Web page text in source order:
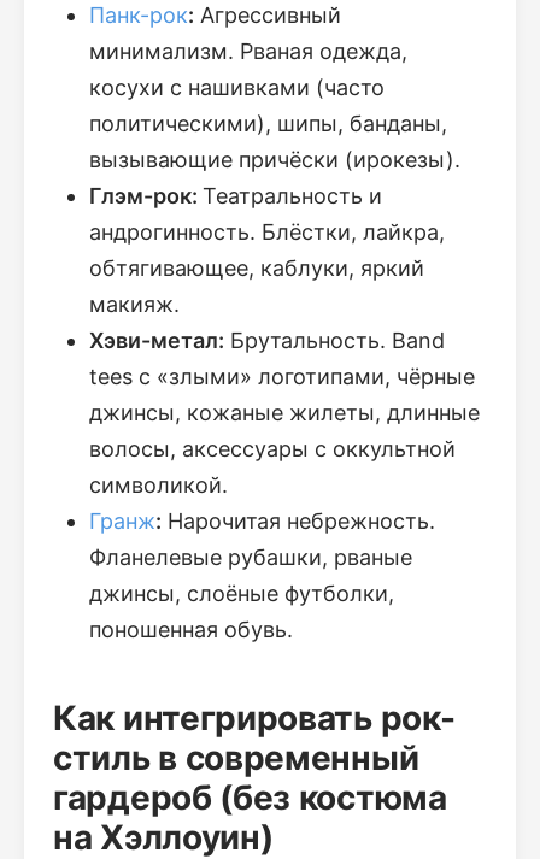
Панк-рок: Агрессивный
минимализм. Рваная одежда,
косухи с нашивками (часто
политическими), шипы, банданы,
вызывающие причёски (ирокезы).
Глэм-рок: Театральность и
андрогинность. Блёстки, лайкра,
обтягивающее, каблуки, яркий
макияж.
Хэви-метал: Брутальность. Band
tees с «злыми» логотипами, чёрные
джинсы, кожаные жилеты, длинные
волосы, аксессуары с оккультной
символикой.
Гранж: Нарочитая небрежность.
Фланелевые рубашки, рваные
джинсы, слоёные футболки,
поношенная обувь.
Как интегрировать рок-
стиль в современный
гардероб (без костюма
на Хэллоуин)